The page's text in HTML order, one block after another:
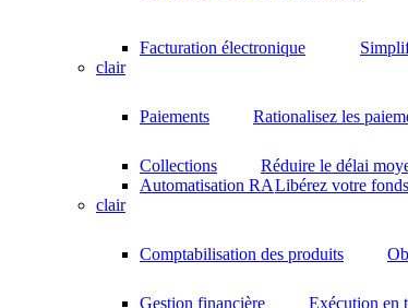
Facturation électronique
clair
Paiements Rationalisez les
Collections
Réduire le délai
Automatisation RALibérez votre
clair
Comptabilisation des produits
Gestion financière Exécution en